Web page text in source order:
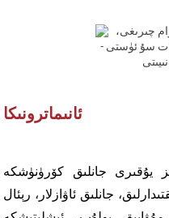
ئانىماترونىكا
يۇقىرى جانلىق كۆرۈنۈشكە
جانلىق ئاۋازلار، رېئال